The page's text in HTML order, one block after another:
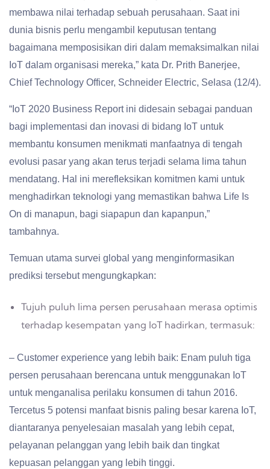
membawa nilai terhadap sebuah perusahaan. Saat ini
dunia bisnis perlu mengambil keputusan tentang
bagaimana memposisikan diri dalam memaksimalkan nilai
IoT dalam organisasi mereka,” kata Dr. Prith Banerjee,
Chief Technology Officer, Schneider Electric, Selasa (12/4).
“IoT 2020 Business Report ini didesain sebagai panduan
bagi implementasi dan inovasi di bidang IoT untuk
membantu konsumen menikmati manfaatnya di tengah
evolusi pasar yang akan terus terjadi selama lima tahun
mendatang. Hal ini merefleksikan komitmen kami untuk
menghadirkan teknologi yang memastikan bahwa Life Is
On di manapun, bagi siapapun dan kapanpun,”
tambahnya.
Temuan utama survei global yang menginformasikan
prediksi tersebut mengungkapkan:
Tujuh puluh lima persen perusahaan merasa optimis
terhadap kesempatan yang IoT hadirkan, termasuk:
– Customer experience yang lebih baik: Enam puluh tiga
persen perusahaan berencana untuk menggunakan IoT
untuk menganalisa perilaku konsumen di tahun 2016.
Tercetus 5 potensi manfaat bisnis paling besar karena IoT,
diantaranya penyelesaian masalah yang lebih cepat,
pelayanan pelanggan yang lebih baik dan tingkat
kepuasan pelanggan yang lebih tinggi.